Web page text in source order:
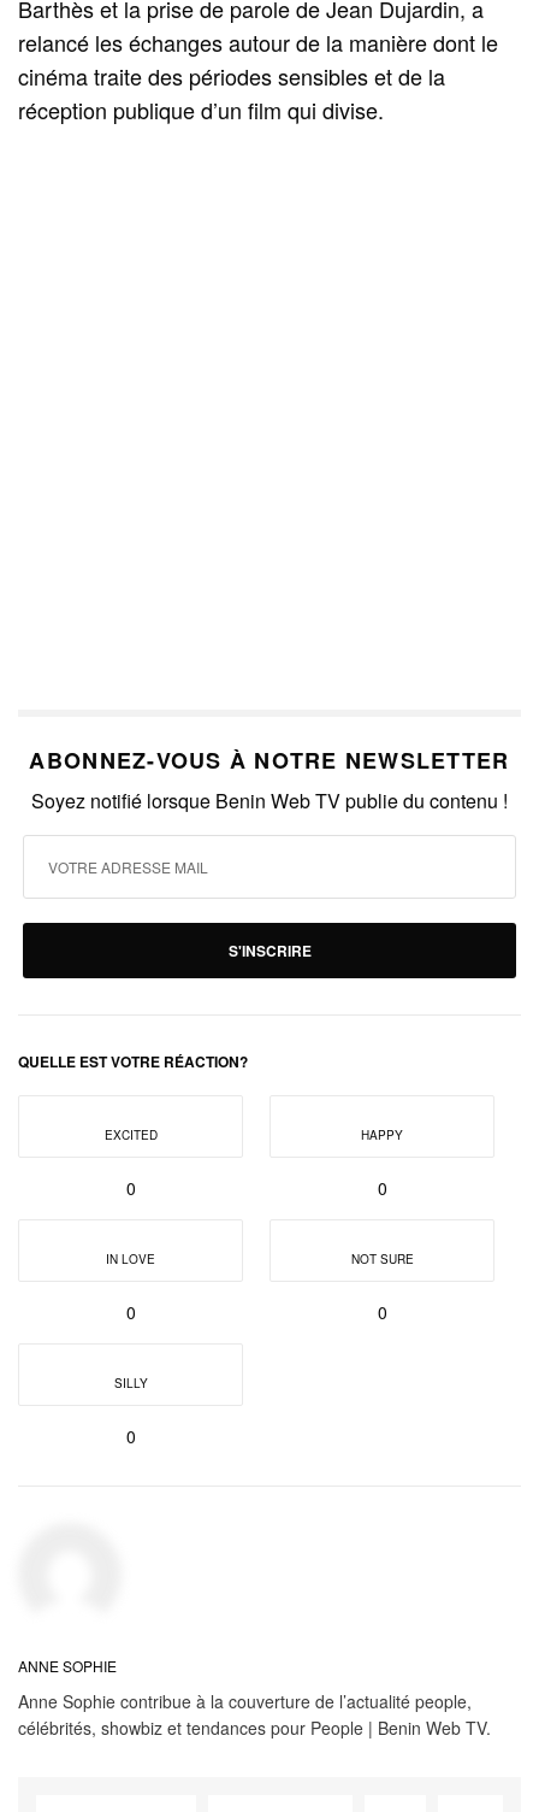
Barthès et la prise de parole de Jean Dujardin, a
relancé les échanges autour de la manière dont le
cinéma traite des périodes sensibles et de la
réception publique d’un film qui divise.
ABONNEZ-VOUS À NOTRE NEWSLETTER
Soyez notifié lorsque Benin Web TV publie du contenu !
S'INSCRIRE
QUELLE EST VOTRE RÉACTION?
EXCITED
0
HAPPY
0
IN LOVE
0
NOT SURE
0
SILLY
0
ANNE SOPHIE
Anne Sophie contribue à la couverture de l’actualité people,
célébrités, showbiz et tendances pour People | Benin Web TV.